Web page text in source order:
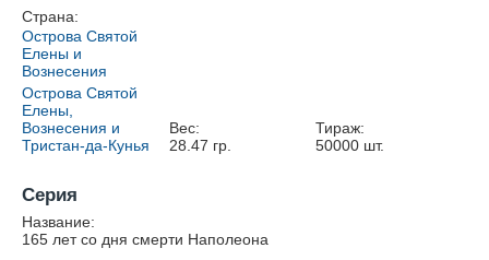
Страна:
Острова Святой
Елены и
Вознесения
Острова Святой
Елены,
Вознесения и
Тристан-да-Кунья
Вес:
28.47 гр.
Тираж:
50000 шт.
Серия
Название:
165 лет со дня смерти Наполеона